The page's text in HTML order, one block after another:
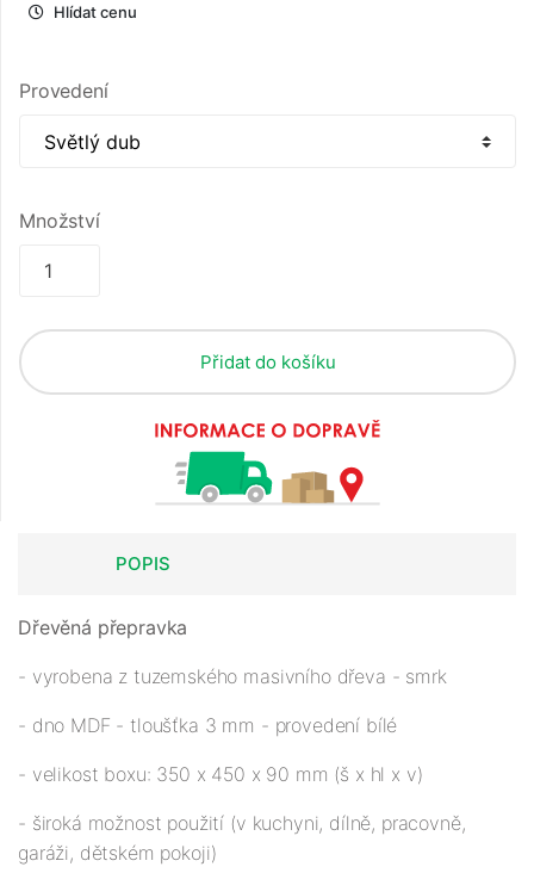
Hlídat cenu
Provedení
Množství
Přidat do košíku
POPIS
Dřevěná přepravka
- vyrobena z tuzemského masivního dřeva - smrk
- dno MDF - tloušťka 3 mm - provedení bílé
- velikost boxu: 350 x 450 x 90 mm (š x hl x v)
- široká možnost použití (v kuchyni, dílně, pracovně,
garáži, dětském pokoji)